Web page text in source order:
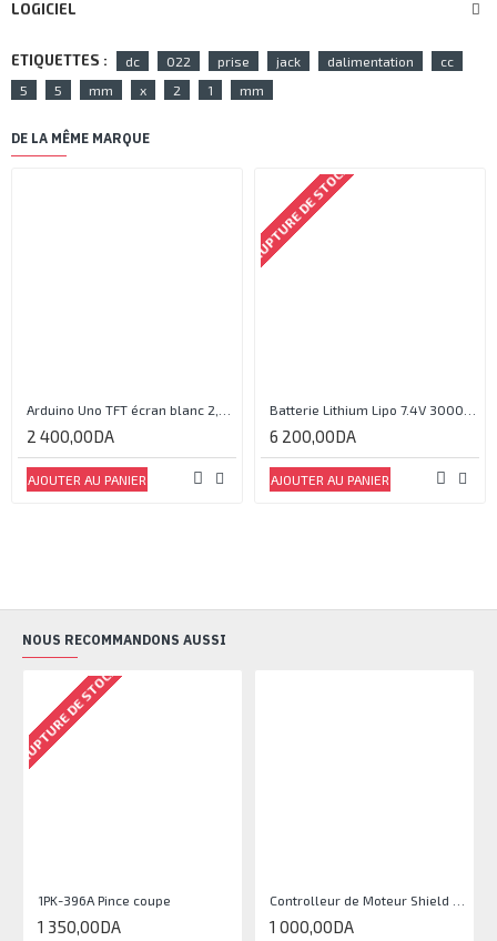
LOGICIEL
ETIQUETTES : dc 022 prise jack dalimentation
cc
5
5 mm x 2 1 mm
DE LA MÊME MARQUE
2 400,00DA
AJOUTER AU PANIER
RUPTURE DE STOCK
6 200,00DA
AJOUTER AU PANIER
NOUS RECOMMANDONS AUSSI
RUPTURE DE STOCK
1PK-396A Pince coupe
1 350,00DA 1 000,00DA